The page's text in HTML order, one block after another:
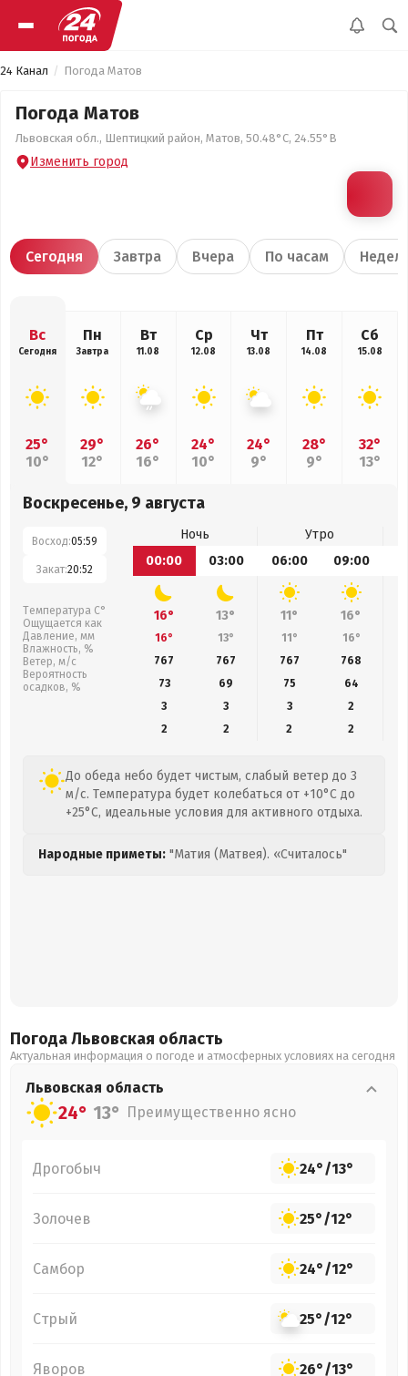
24 Канал Погода Матов
Погода Матов
Львовская обл., Шептицкий район, Матов, 50.48°С, 24.55°В
Изменить город
Сегодня Завтра Вчера По часам
Вс
Сегодня
25°
10°
Пн
Завтра
29°
12°
Вт
11.08
26°
16°
Ср
12.08
24°
10°
Чт
13.08
24°
9°
Пт
14.08
28°
9°
Сб
15.08
32°
13°
Воскресенье, 9 августа
Восход:05:59
Закат:20:52
Температура С°
Ощущается как
Давление, мм
Влажность, %
Ветер, м/с
Вероятность
осадков, %
Ночь
Утро
00:00
03:00 06:00 09:00
16° 13° 11° 16°
16° 13° 11° 16°
767
767 767 768
73
69 75
64
3
3 3
2
2
2 2 2
До обеда небо будет чистым, слабый ветер до 3
м/с. Температура будет колебаться от +10°C до
+25°C, идеальные условия для активного отдыха.
Народные приметы: "Матия (Матвея). «Считалось"
Погода Львовская область
Актуальная информация о погоде и атмосферных условиях на сегодня
Львовская область
24° 13° Преимущественно ясно
Дрогобыч 24°/13°
Золочев 25°/12°
Самбор 24°/12°
Стрый 25°/12°
Яворов 26°/13°